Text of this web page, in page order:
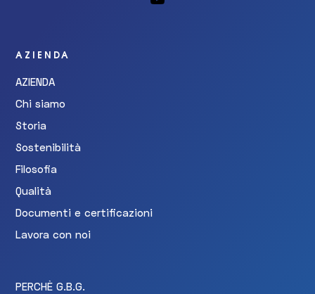
AZIENDA
AZIENDA
Chi siamo
Storia
Sostenibilità
Filosofia
Qualità
Documenti e certificazioni
Lavora con noi
PERCHÈ G.B.G.